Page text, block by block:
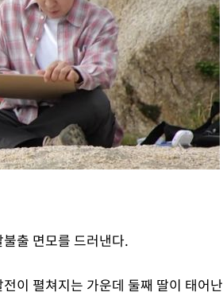
출 면모를 드러낸다.
이 펼쳐지는 가운데 둘째 딸이 태어난